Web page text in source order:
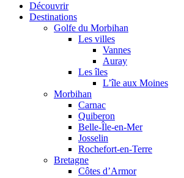
Découvrir
Destinations
Golfe du Morbihan
Les villes
Vannes
Auray
Les îles
L’île aux Moines
Morbihan
Carnac
Quiberon
Belle-Île-en-Mer
Josselin
Rochefort-en-Terre
Bretagne
Côtes d’Armor